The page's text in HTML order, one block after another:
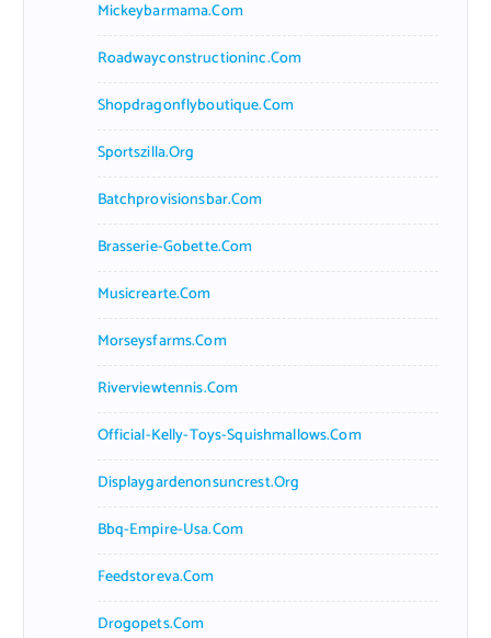
Mickeybarmama.com
Roadwayconstructioninc.com
Shopdragonflyboutique.com
Sportszilla.org
Batchprovisionsbar.com
Brasserie-Gobette.com
Musicrearte.com
Morseysfarms.com
Riverviewtennis.com
Official-Kelly-Toys-Squishmallows.com
Displaygardenonsuncrest.org
Bbq-Empire-Usa.com
Feedstoreva.com
Drogopets.com